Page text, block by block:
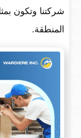
شركتنا وتكون
المنطقة.